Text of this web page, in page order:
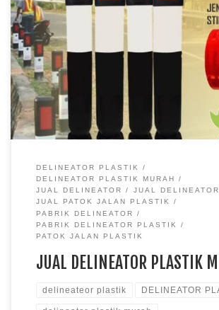
DELINEATOR PLASTIK
DELINEATOR PLASTIK MURAH
JUAL DELINEATOR
JUAL
JUAL PATOK JALAN PLASTIK
PABRIK DELINEATOR
PABRIK DELINEATOR PLASTIK
PATOK JALAN PLASTIK
JUAL DELINEATOR PLASTIK
delineateor plastik DELINEATOR